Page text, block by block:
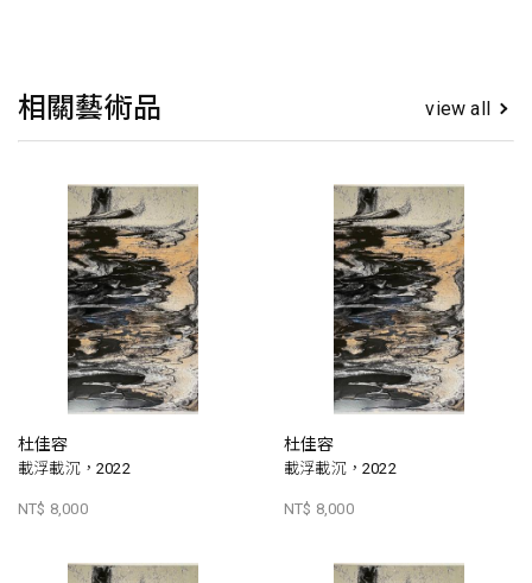
相關藝術品 view all
杜佳容
載浮載沉，2022
NT$ 8,000
杜佳容
載浮載沉，2022
NT$ 8,000